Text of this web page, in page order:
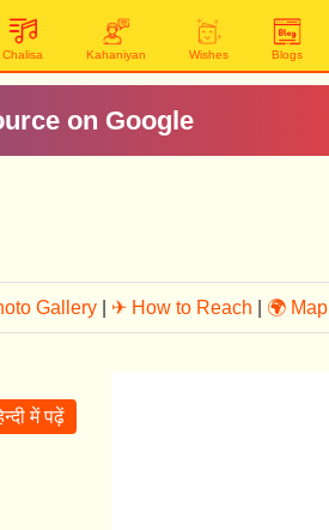
Chalisa Kahaniyan Wishes Blogs
on Google
Gallery ✈ How to Reach 🌍 Map
में पढ़ें